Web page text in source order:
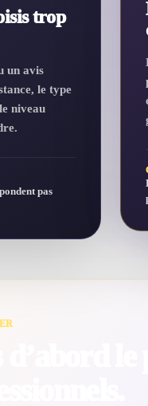
trop
un avis
le type
niveau
pas